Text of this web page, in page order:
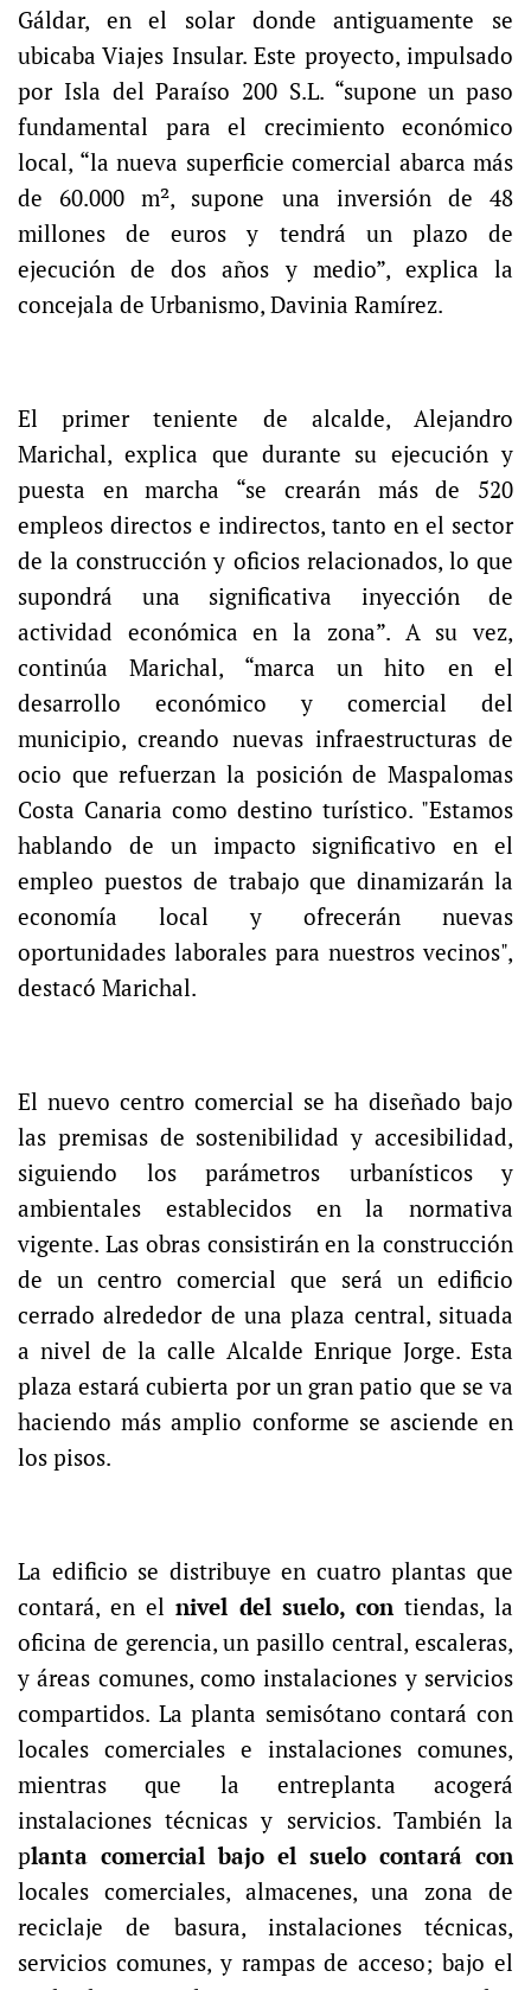
Gáldar, en el solar donde antiguamente se
ubicaba Viajes Insular. Este proyecto, impulsado
por Isla del Paraíso 200 S.L. “supone un paso
fundamental para el crecimiento económico
local, “la nueva superficie comercial abarca más
de 60.000 m², supone una inversión de 48
millones de euros y tendrá un plazo de
ejecución de dos años y medio”, explica la
concejala de Urbanismo, Davinia Ramírez.
El primer teniente de alcalde, Alejandro
Marichal, explica que durante su ejecución y
puesta en marcha “se crearán más de 520
empleos directos e indirectos, tanto en el sector
de la construcción y oficios relacionados, lo que
supondrá una significativa inyección de
actividad económica en la zona”. A su vez,
continúa Marichal, “marca un hito en el
desarrollo económico y comercial del
municipio, creando nuevas infraestructuras de
ocio que refuerzan la posición de Maspalomas
Costa Canaria como destino turístico. "Estamos
hablando de un impacto significativo en el
empleo puestos de trabajo que dinamizarán la
economía local y ofrecerán nuevas
oportunidades laborales para nuestros vecinos",
destacó Marichal.
El nuevo centro comercial se ha diseñado bajo
las premisas de sostenibilidad y accesibilidad,
siguiendo los parámetros urbanísticos y
ambientales establecidos en la normativa
vigente. Las obras consistirán en la construcción
de un centro comercial que será un edificio
cerrado alrededor de una plaza central, situada
a nivel de la calle Alcalde Enrique Jorge. Esta
plaza estará cubierta por un gran patio que se va
haciendo más amplio conforme se asciende en
los pisos.
La edificio se distribuye en cuatro plantas que
contará, en elnivel del suelo, contiendas, la
oficina de gerencia, un pasillo central, escaleras,
y áreas comunes, como instalaciones y servicios
compartidos. La planta semisótano contará con
locales comerciales e instalaciones comunes,
mientras que la entreplanta acogerá
instalaciones técnicas y servicios. También la
planta comercial bajo el suelo contará con
locales comerciales, almacenes, una zona de
reciclaje de basura, instalaciones técnicas,
servicios comunes, y rampas de acceso; bajo el